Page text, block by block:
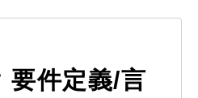
要件定義/言